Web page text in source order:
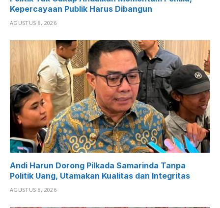
Kepercayaan Publik Harus Dibangun
AGUSTUS 8, 2026
Andi Harun Dorong Pilkada Samarinda Tanpa
Politik Uang, Utamakan Kualitas dan Integritas
AGUSTUS 8, 2026